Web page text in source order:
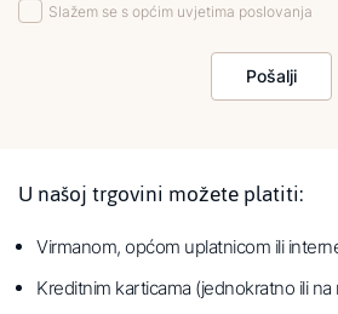
Slažem se s općim uvjetima poslovanja
Pošalji
U našoj trgovini možete platiti:
Virmanom, općom uplatnicom ili
Kreditnim karticama (jednokratno ili na